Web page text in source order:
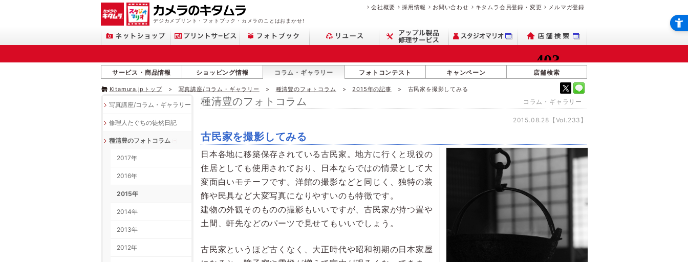
デジカメプリント・フォトブック・カメラのことはおまかせ!
会社概要 採用情報 お問い合わせ キタムラ会員登録・変更 メルマガ登録
サービス・商品情報 ショッピング情報 コラム・ギャラリー フォトコンテスト キャンペーン 店舗検索
Kitamura.jpトップ 写真講座/コラム・ギャラリー 種清豊のフォトコラム 2015年の記事 古民家を撮影してみる
種清豊のフォトコラム コラム・ギャラリー
2015.08.28【Vol.233】
古民家を撮影してみる
日本各地に移築保存されている古民家。地方に行くと現役の
住居としても使用されており、日本ならではの情景として大
変面白いモチーフです。洋館の撮影などと同じく、独特の装
飾や民具など大変写真になりやすいのも特徴です。
建物の外観そのものの撮影もいいですが、古民家が持つ畳や
土間、軒先などのパーツで見せてもいいでしょう。
古民家というほど古くなく、大正時代や昭和初期の日本家屋
写真講座/コラム・ギャラリー
修理人たぐちの徒然日記
種清豊のフォトコラム
2017年
2016年
2015年
2014年
2013年
2012年